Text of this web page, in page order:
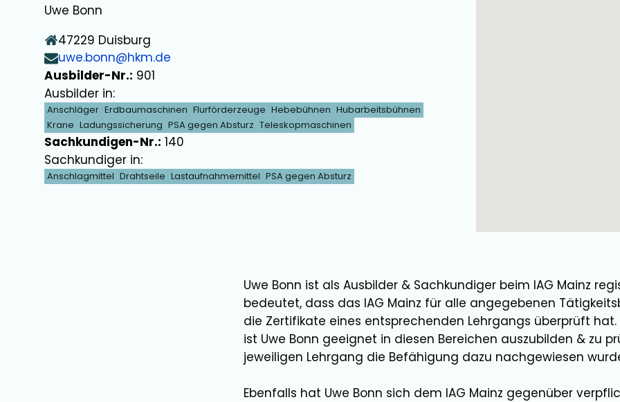
Uwe Bonn
47229 Duisburg
uwe.bonn@hkm.de
Ausbilder-Nr.: 901
Ausbilder in:
Anschläger Erdbaumaschinen Flurförderzeuge Hebebühnen Hubarbeitsbühnen
Krane Ladungssicherung PSA gegen Absturz Teleskopmaschinen
Sachkundigen-Nr.: 140
Sachkundiger in:
Anschlagmittel Drahtseile Lastaufnahmemittel PSA gegen Absturz
Uwe Bonn ist als Ausbilder & Sachkundiger beim IAG Mainz
bedeutet, dass das IAG Mainz für alle angegebenen
die Zertifikate eines entsprechenden Lehrgangs überprüft
ist Uwe Bonn geeignet in diesen Bereichen auszubilden & zu
jeweiligen Lehrgang die Befähigung dazu nachgewiesen
Ebenfalls hat Uwe Bonn sich dem IAG Mainz gegenüber